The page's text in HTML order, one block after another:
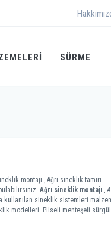
SÜRME
montajı , Ağrı sineklik tamiri
Ağrı sineklik montajı ,
kullanılan sineklik sistemleri
modelleri. Pliseli menteşeli